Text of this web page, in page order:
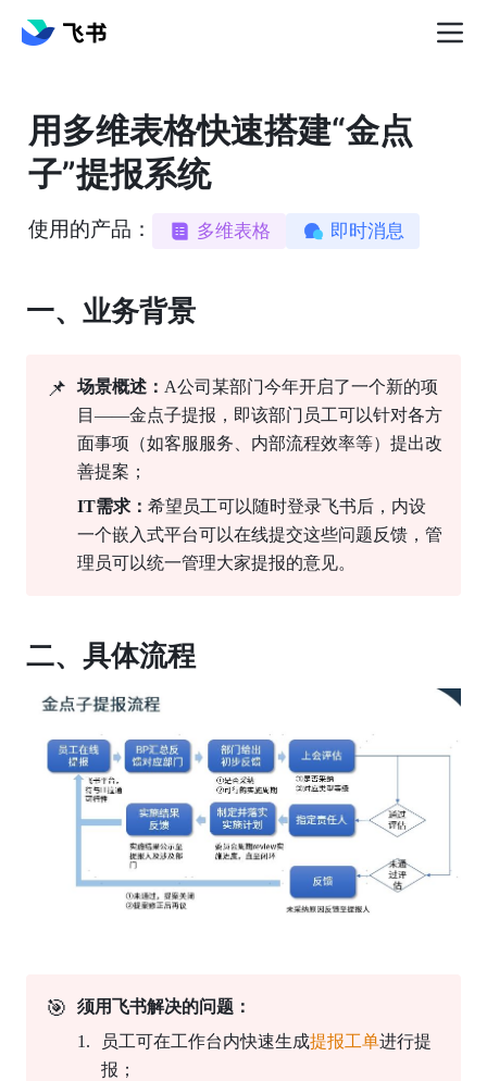
用多维表格快速搭建“金点
子”提报系统
使用的产品： 多维表格 即时消息
一、业务背景
📌 场景概述： A公司某部门今年开启了一个新的项
目——金点子提报，即该部门员工可以针对各方
面事项（如客服服务、内部流程效率等）提出改
善提案；
IT需求： 希望员工可以随时登录飞书后，内设
一个嵌入式平台可以在线提交这些问题反馈，管
理员可以统一管理大家提报的意见。
二、具体流程
🎯
须用飞书解决的问题：
员工可在工作台内快速生成提报工单进行提
报；